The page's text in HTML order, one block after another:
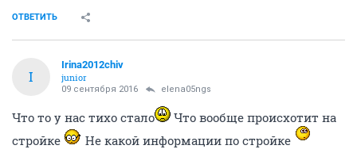
ОТВЕТИТЬ
I
Irina2012chiv
junior
09 сентября 2016 elena05ngs
Что то у нас тихо стало
Что вообще происхотит на
стройке
Не какой информации по стройке